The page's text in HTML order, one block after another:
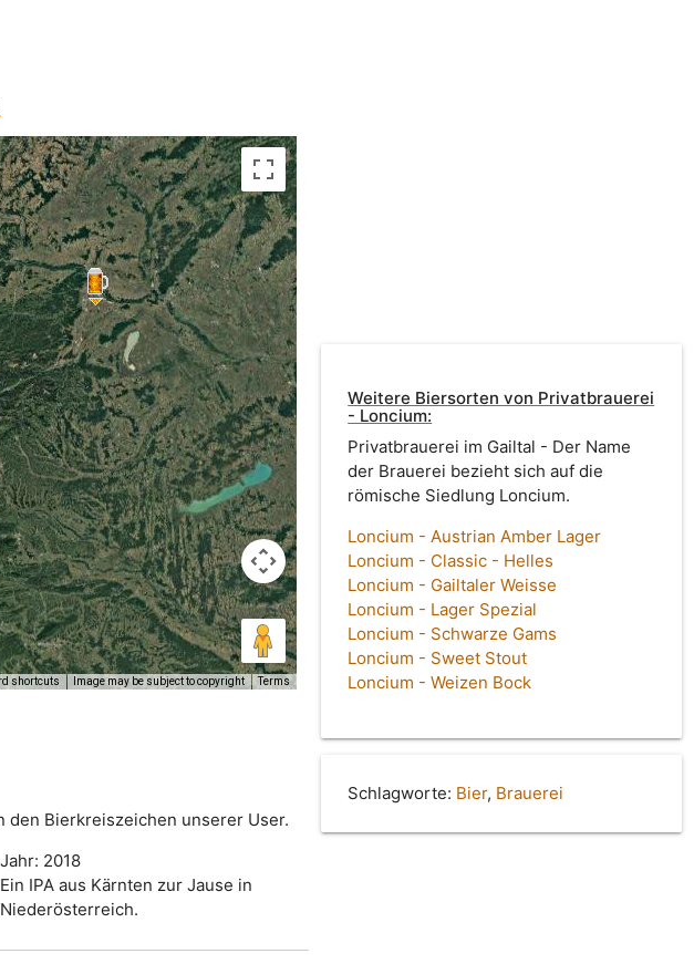
shortcuts Image may be subject to copyright Terms
den Bierkreiszeichen unserer User.
Jahr: 2018
Ein IPA aus Kärnten zur Jause in
Niederösterreich.
Weitere Biersorten von Privatbrauerei
- Loncium:
Privatbrauerei im Gailtal - Der Name
der Brauerei bezieht sich auf die
römische Siedlung Loncium.
Loncium - Austrian Amber Lager
Loncium - Classic - Helles
Loncium - Gailtaler Weisse
Loncium - Lager Spezial
Loncium - Schwarze Gams
Loncium - Sweet Stout
Loncium - Weizen Bock
Schlagworte: Bier, Brauerei